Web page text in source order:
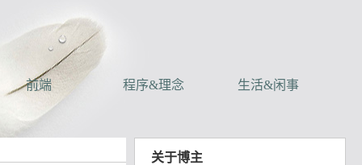
前端 程序&理念 生活&闲事
关于博主